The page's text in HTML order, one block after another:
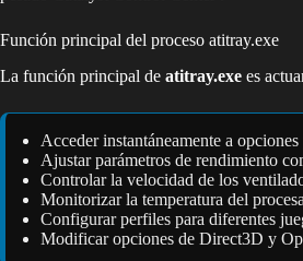
Función principal del proceso atitray.exe
La función principal de atitray.exe es
Acceder instantáneamente a
Ajustar parámetros de rendimiento
Controlar la velocidad de los
Monitorizar la temperatura del
Configurar perfiles para diferentes
Modificar opciones de Direct3D y